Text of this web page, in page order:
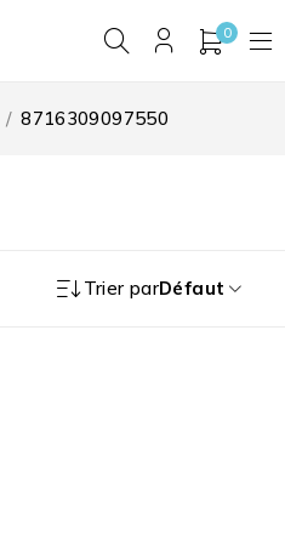
0
/ 8716309097550
Trier parDéfaut